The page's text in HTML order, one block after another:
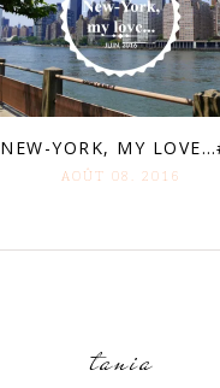
NEW-YORK, MY
AOÛT 08. 2016
tania